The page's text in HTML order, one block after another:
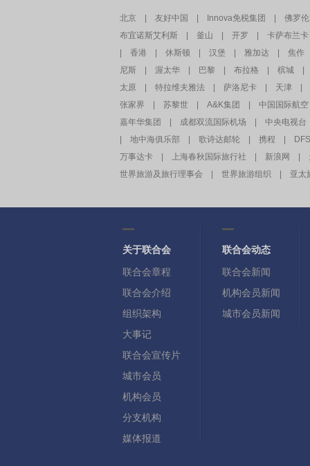
北京 友好中国 Innova免税集团
佛罗
布宜诺斯艾利斯
釜山 开罗
卡萨布兰卡
香港 休斯顿 汉堡 雅加达
焦作
尼斯
渥太华 巴黎 布拉格 槟城
太原
特拉维夫雅法 萨洛尼卡 天津
张家界
苏黎世 A&K集团
中国国际航空
嘉年华集团
成都双流国际机场
中央电视台
地中海俱乐部 歌诗达邮轮 携程
万事达卡
上海春秋国际旅行社 新浪网
世界旅游及旅行理事会
世界旅游组织 亚太
关于联合会
联合会章程
联合会介绍
组织架构
大事记
联合会宣传片
城市会员
机构会员
分支机构
媒体报道
联合会动态
联合会新闻
机构会员新闻
城市会员新闻